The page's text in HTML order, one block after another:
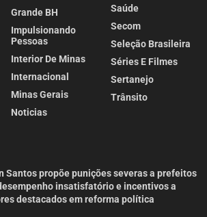
Grande BH
Impulsionando
Pessoas
Interior De Minas
Internacional
Minas Gerais
Noticias
Saúde
Secom
Seleção Brasileira
Séries E Filmes
Sertanejo
Trânsito
Santos propõe punições severas a prefeitos
insatisfatório e incentivos a
destacados em reforma política